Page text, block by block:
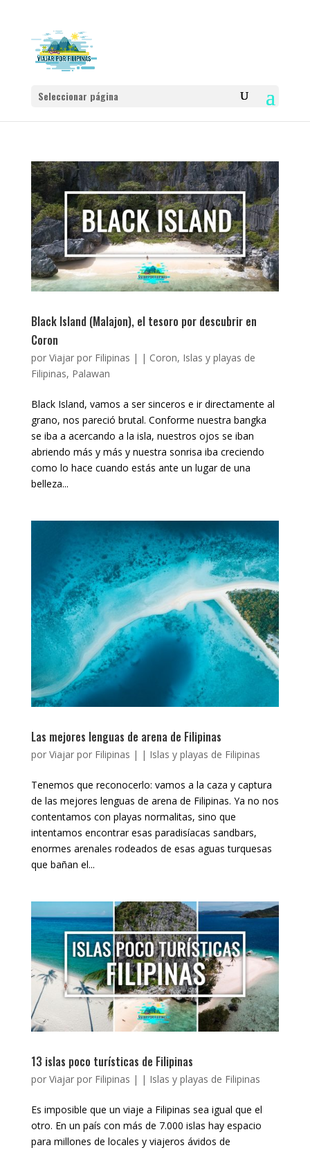
Seleccionar página
Black Island (Malajon), el tesoro por descubrir en
Coron
por Viajar por Filipinas | | Coron, Islas y playas de
Filipinas, Palawan
Black Island, vamos a ser sinceros e ir directamente al
grano, nos pareció brutal. Conforme nuestra bangka
se iba a acercando a la isla, nuestros ojos se iban
abriendo más y más y nuestra sonrisa iba creciendo
como lo hace cuando estás ante un lugar de una
belleza...
Las mejores lenguas de arena de Filipinas
por Viajar por Filipinas | | Islas y playas de Filipinas
Tenemos que reconocerlo: vamos a la caza y captura
de las mejores lenguas de arena de Filipinas. Ya no nos
contentamos con playas normalitas, sino que
intentamos encontrar esas paradisíacas sandbars,
enormes arenales rodeados de esas aguas turquesas
que bañan el...
13 islas poco turísticas de Filipinas
por Viajar por Filipinas | | Islas y playas de Filipinas
Es imposible que un viaje a Filipinas sea igual que el
otro. En un país con más de 7.000 islas hay espacio
para millones de locales y viajeros ávidos de